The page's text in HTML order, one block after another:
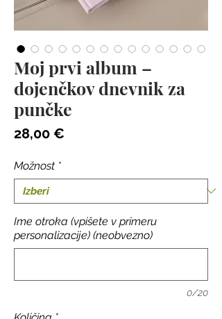
Moj prvi album –
dojenčkov dnevnik za
punčke
28,00 €
Možnost *
Ime otroka (vpišete v primeru
personalizacije) (neobvezno)
0/20